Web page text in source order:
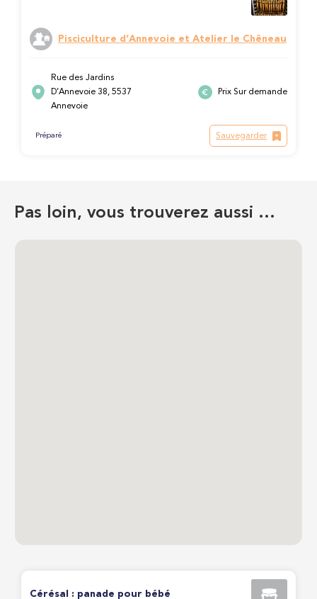
Pisciculture d’Annevoie et Atelier le Chêneau
Rue des Jardins
D’Annevoie 38, 5537
Annevoie
Prix Sur demande
Préparé Sauvegarder
Pas loin, vous trouverez aussi …
Cérésal : panade pour bébé